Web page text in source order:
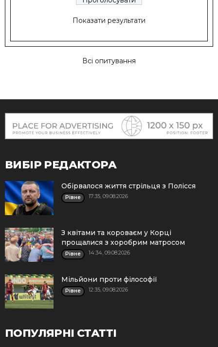
Показати результати
Всі опитування
ВИБІР РЕДАКТОРА
Обірвалося життя стрільця з Полісся
Рівне 17:35, 09.08.2026
З квітами та короваєм у Корці
прощалися з хоробрим матросом
Рівне 14:34, 09.08.2026
Мільйони проти філософії
Рівне 12:35, 09.08.2026
ПОПУЛЯРНІ СТАТТІ